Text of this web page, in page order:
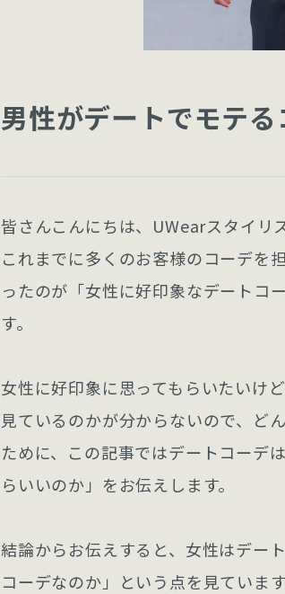
男性がデートでモテ
皆さんこんにちは、UWearスタイリ
これまでに多くのお客様のコーデを
ったのが「女性に好印象なデートコ
す。
女性に好印象に思ってもらいたいけ
見ているのかが分からないので、ど
ために、この記事ではデートコーデ
らいいのか」をお伝えします。
結論からお伝えすると、女性はデー
コーデなのか」という点を見ていま